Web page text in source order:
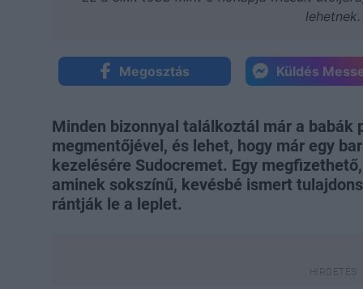
lehetnek.
Megosztás Küldés
Minden bizonnyal találkoztál már a babák
megmentőjével, és lehet, hogy már egy
kezelésére Sudocremet. Egy
aminek sokszínű, kevésbé ismert
rántják le a leplet.